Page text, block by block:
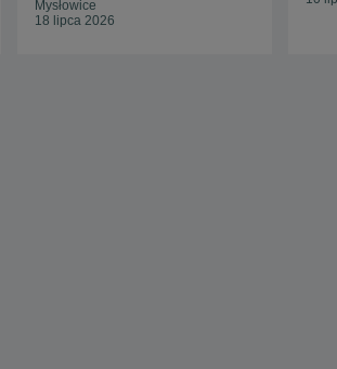
Mysłowice
18 lipca 2026